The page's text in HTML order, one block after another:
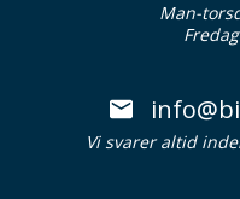
Man-
Fredag
Vi svarer altid